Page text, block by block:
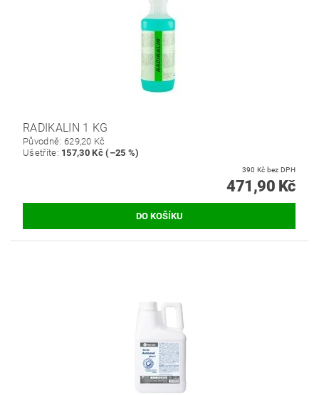
RADIKALIN 1 KG
Původně: 629,20 Kč
Ušetříte: 157,30 Kč (–25 %)
390 Kč bez DPH
471,90 Kč